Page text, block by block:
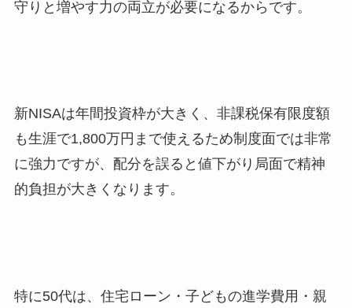
守りと増やす力の両立が必要になるからです。
新NISAは年間投資枠が大きく、非課税保有限度額
も生涯で1,800万円まで使えるため制度面では非常
に強力ですが、配分を誤ると値下がり局面で精神
的負担が大きくなります。
特に50代は、住宅ローン・子どもの進学費用・親